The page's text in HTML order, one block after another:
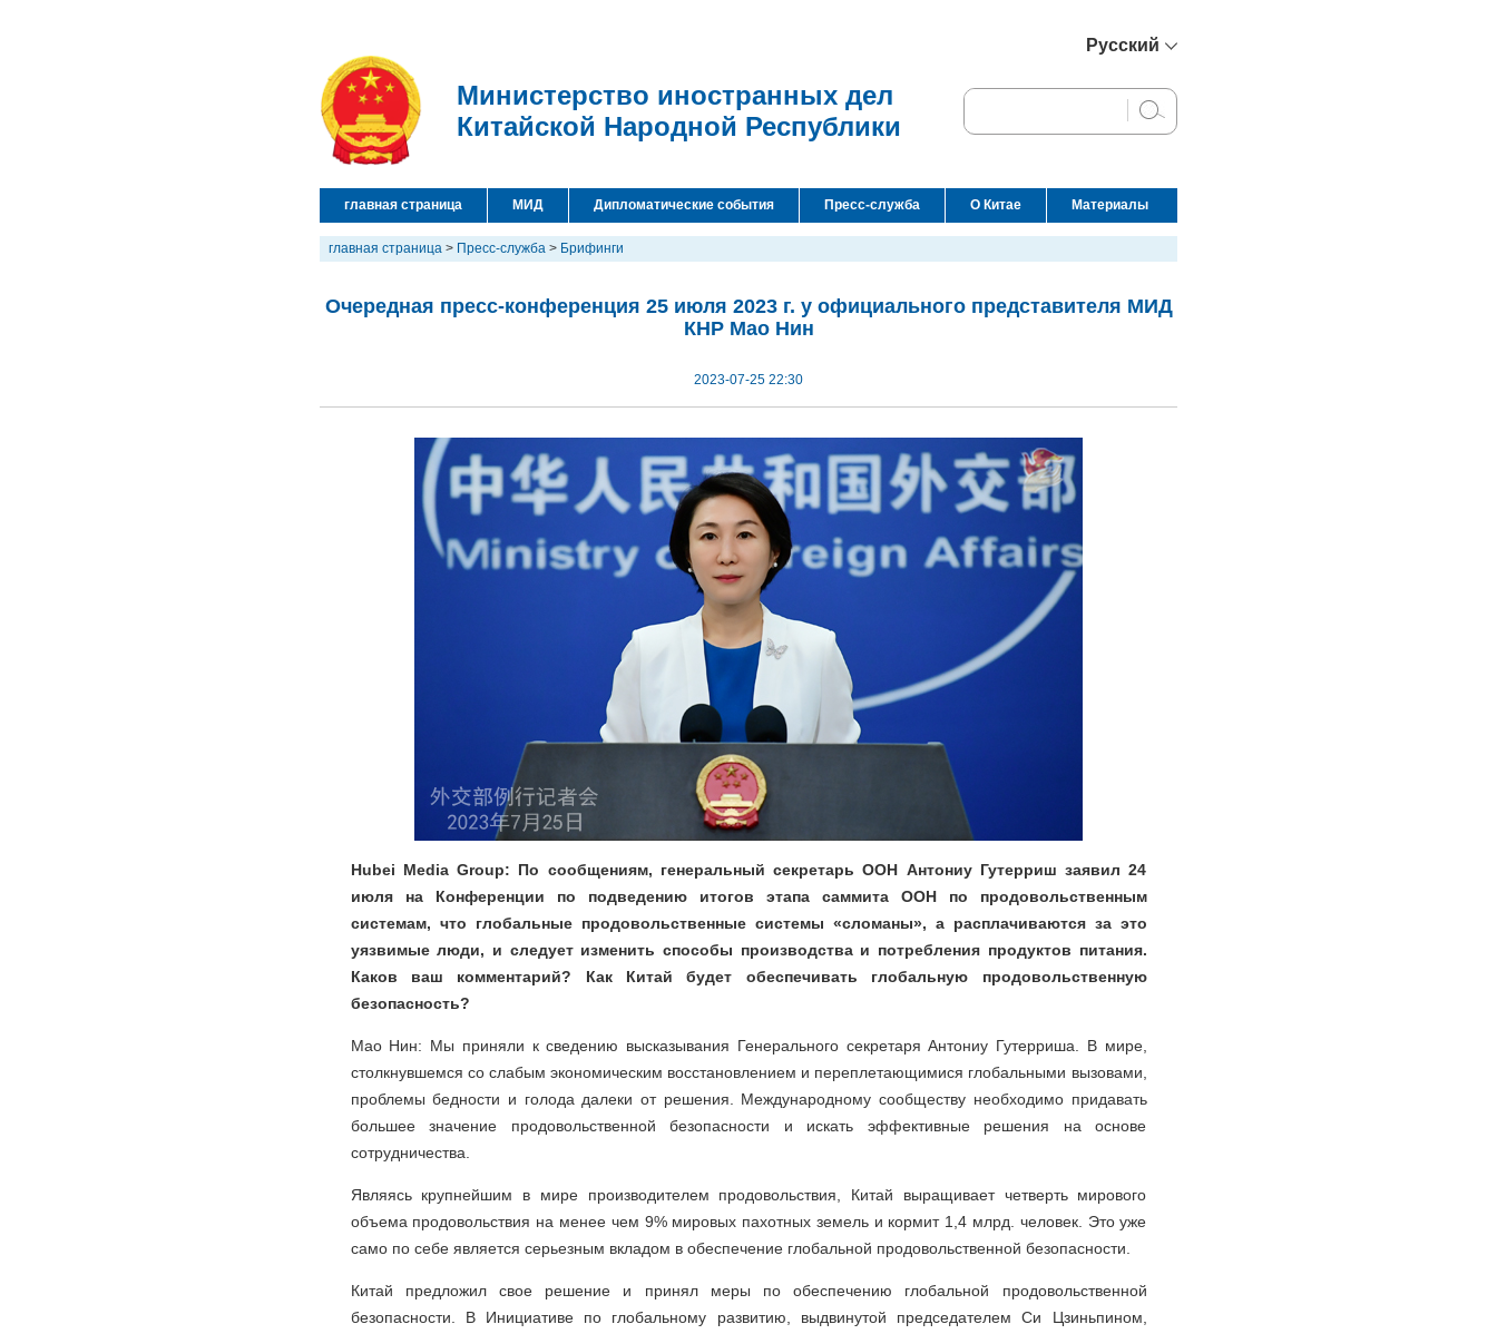
Русский
English
Español
عربي
Министерство иностранных дел
Китайской Народной Республики
главная страница МИД Дипломатические события Пресс-служба О Китае Материалы
главная страница > Пресс-служба > Брифинги
Очередная пресс-конференция 25 июля 2023 г. у официального представителя МИД
КНР Мао Нин
2023-07-25 22:30
Hubei Media Group: По сообщениям, генеральный секретарь ООН Антониу Гутерриш заявил 24
июля на Конференции по подведению итогов этапа саммита ООН по продовольственным
системам, что глобальные продовольственные системы «сломаны», а расплачиваются за это
уязвимые люди, и следует изменить способы производства и потребления продуктов питания.
Каков ваш комментарий? Как Китай будет обеспечивать глобальную продовольственную
безопасность?
Мао Нин: Мы приняли к сведению высказывания Генерального секретаря Антониу Гутерриша. В мире,
столкнувшемся со слабым экономическим восстановлением и переплетающимися глобальными вызовами,
проблемы бедности и голода далеки от решения. Международному сообществу необходимо придавать
большее значение продовольственной безопасности и искать эффективные решения на основе
сотрудничества.
Являясь крупнейшим в мире производителем продовольствия, Китай выращивает четверть мирового
объема продовольствия на менее чем 9% мировых пахотных земель и кормит 1,4 млрд. человек. Это уже
само по себе является серьезным вкладом в обеспечение глобальной продовольственной безопасности.
Китай предложил свое решение и принял меры по обеспечению глобальной продовольственной
безопасности. В Инициативе по глобальному развитию, выдвинутой председателем Си Цзиньпином,